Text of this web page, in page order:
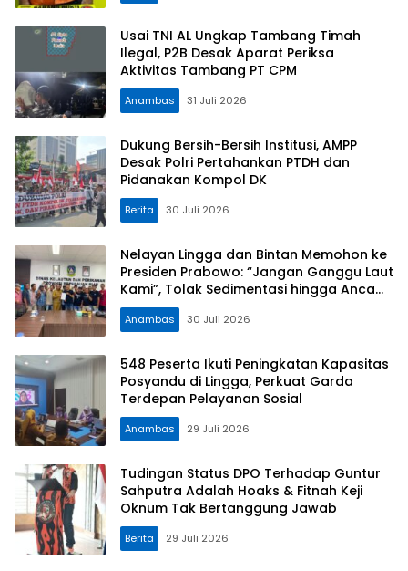
Usai TNI AL Ungkap Tambang Timah
Ilegal, P2B Desak Aparat Periksa
Aktivitas Tambang PT CPM
Anambas 31 Juli 2026
Dukung Bersih-Bersih Institusi, AMPP
Desak Polri Pertahankan PTDH dan
Pidanakan Kompol DK
Berita 30 Juli 2026
Nelayan Lingga dan Bintan Memohon ke
Presiden Prabowo: “Jangan Ganggu Laut
Kami”, Tolak Sedimentasi hingga Ancam
Ruang Hidup Pesisir
Anambas 30 Juli 2026
548 Peserta Ikuti Peningkatan Kapasitas
Posyandu di Lingga, Perkuat Garda
Terdepan Pelayanan Sosial
Anambas 29 Juli 2026
Tudingan Status DPO Terhadap Guntur
Sahputra Adalah Hoaks & Fitnah Keji
Oknum Tak Bertanggung Jawab
Berita 29 Juli 2026